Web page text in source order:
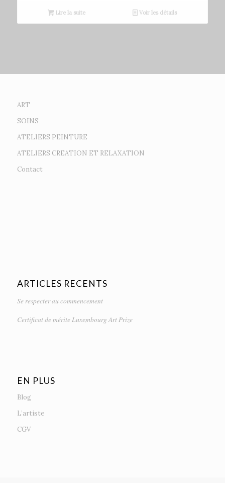
Lire la suite Voir les détails
ART
SOINS
ATELIERS PEINTURE
ATELIERS CREATION ET RELAXATION
Contact
ARTICLES RECENTS
Se respecter au commencement
Certificat de mérite Luxembourg Art Prize
EN PLUS
Blog
L’artiste
CGV